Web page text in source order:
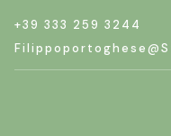
+39 333 259 3244